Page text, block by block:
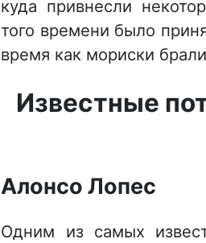
куда привнесли
того времени было
время как мориски
Известные
Алонсо Лопес
Одним из самых